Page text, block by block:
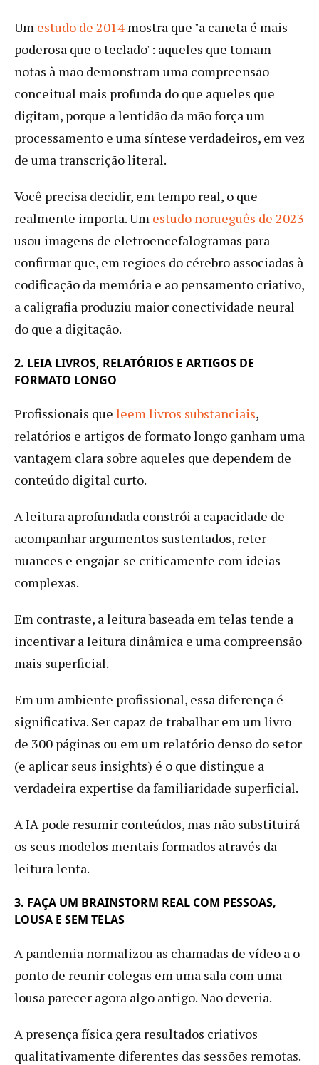
Um estudo de 2014 mostra que "a caneta é mais
poderosa que o teclado": aqueles que tomam
notas à mão demonstram uma compreensão
conceitual mais profunda do que aqueles que
digitam, porque a lentidão da mão força um
processamento e uma síntese verdadeiros, em vez
de uma transcrição literal.
Você precisa decidir, em tempo real, o que
realmente importa. Um estudo norueguês de 2023
usou imagens de eletroencefalogramas para
confirmar que, em regiões do cérebro associadas à
codificação da memória e ao pensamento criativo,
a caligrafia produziu maior conectividade neural
do que a digitação.
2. LEIA LIVROS, RELATÓRIOS E ARTIGOS DE
FORMATO LONGO
Profissionais que leem livros substanciais,
relatórios e artigos de formato longo ganham uma
vantagem clara sobre aqueles que dependem de
conteúdo digital curto.
A leitura aprofundada constrói a capacidade de
acompanhar argumentos sustentados, reter
nuances e engajar-se criticamente com ideias
complexas.
Em contraste, a leitura baseada em telas tende a
incentivar a leitura dinâmica e uma compreensão
mais superficial.
Em um ambiente profissional, essa diferença é
significativa. Ser capaz de trabalhar em um livro
de 300 páginas ou em um relatório denso do setor
(e aplicar seus insights) é o que distingue a
verdadeira expertise da familiaridade superficial.
A IA pode resumir conteúdos, mas não substituirá
os seus modelos mentais formados através da
leitura lenta.
3. FAÇA UM BRAINSTORM REAL COM PESSOAS,
LOUSA E SEM TELAS
A pandemia normalizou as chamadas de vídeo a o
ponto de reunir colegas em uma sala com uma
lousa parecer agora algo antigo. Não deveria.
A presença física gera resultados criativos
qualitativamente diferentes das sessões remotas.